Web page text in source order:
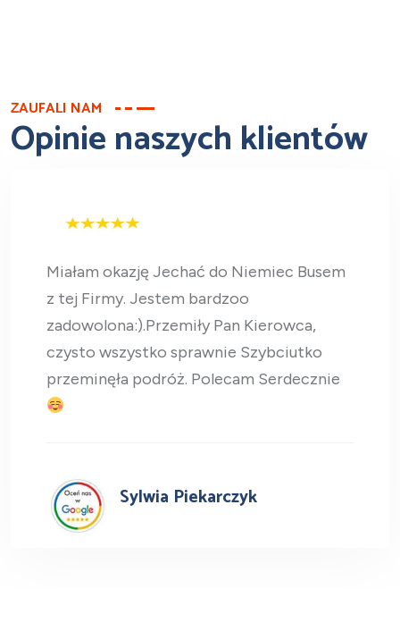
ZAUFALI NAM
Opinie naszych klientów
Miałam okazję Jechać do Niemiec Busem
z tej Firmy. Jestem bardzoo
zadowolona:).Przemiły Pan Kierowca,
czysto wszystko sprawnie Szybciutko
przeminęła podróż. Polecam Serdecznie
Sylwia Piekarczyk